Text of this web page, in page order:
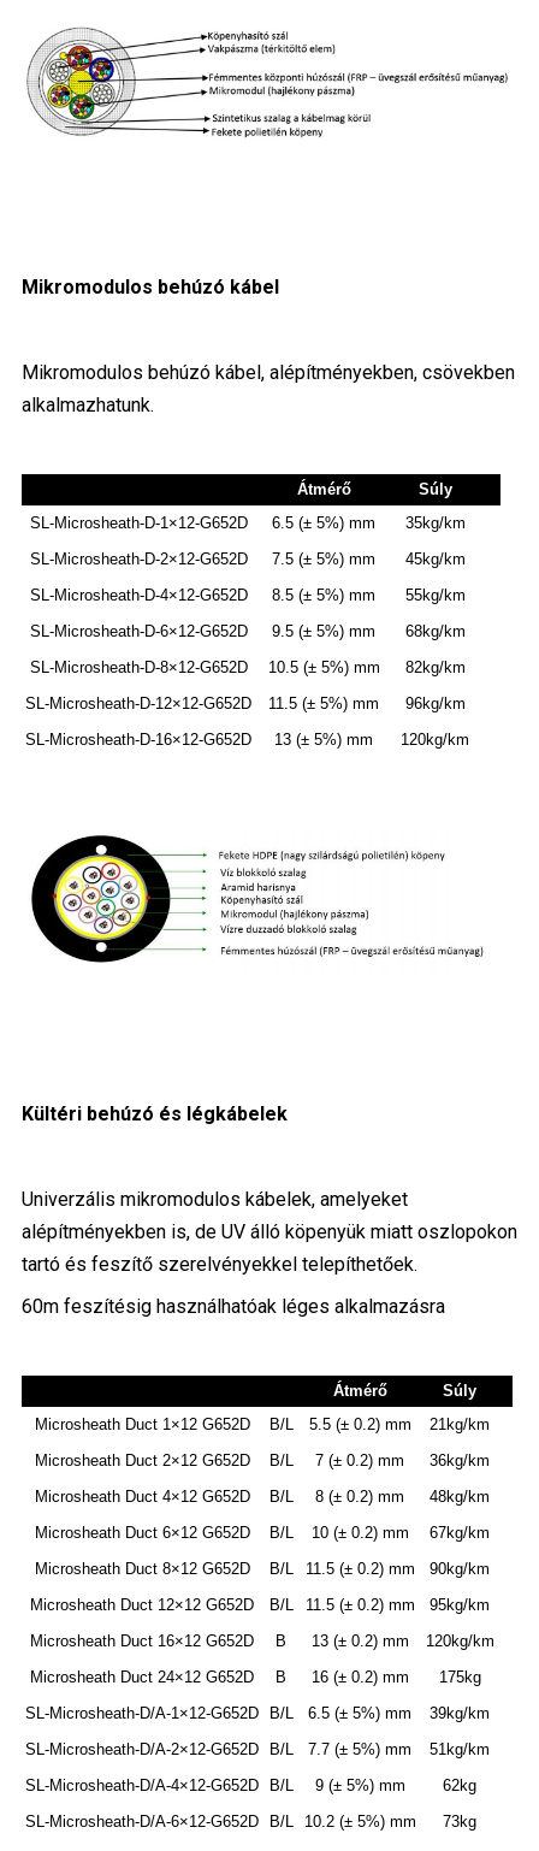
Mikromodulos behúzó kábel
Mikromodulos behúzó kábel, alépítményekben, csövekben
alkalmazhatunk.
Átmérő
Súly
SL-Microsheath-D-1×12-G652D
6.5 (± 5%) mm
35kg/km
SL-Microsheath-D-2×12-G652D
7.5 (± 5%) mm
45kg/km
SL-Microsheath-D-4×12-G652D
8.5 (± 5%) mm
55kg/km
SL-Microsheath-D-6×12-G652D
9.5 (± 5%) mm
68kg/km
SL-Microsheath-D-8×12-G652D
10.5 (± 5%) mm
82kg/km
SL-Microsheath-D-12×12-G652D
11.5 (± 5%) mm
96kg/km
SL-Microsheath-D-16×12-G652D
13 (± 5%) mm 120kg/km
Kültéri behúzó és légkábelek
Univerzális mikromodulos kábelek, amelyeket
alépítményekben is, de UV álló köpenyük miatt oszlopokon
tartó és feszítő szerelvényekkel telepíthetőek.
60m feszítésig használhatóak léges alkalmazásra
Átmérő
Súly
Microsheath Duct 1×12 G652D
B/L 5.5 (± 0.2) mm
21kg/km
Microsheath Duct 2×12 G652D
B/L 7 (± 0.2) mm
36kg/km
Microsheath Duct 4×12 G652D
B/L 8 (± 0.2) mm
48kg/km
Microsheath Duct 6×12 G652D
B/L 10 (± 0.2) mm
67kg/km
Microsheath Duct 8×12 G652D
B/L 11.5 (± 0.2) mm
90kg/km
Microsheath Duct 12×12 G652D
B/L 11.5 (± 0.2) mm
95kg/km
Microsheath Duct 16×12 G652D
B 13 (± 0.2) mm
120kg/km
Microsheath Duct 24×12 G652D
B 16 (± 0.2) mm
175kg
SL-Microsheath-D/A-1×12-G652D
B/L 6.5 (± 5%) mm
39kg/km
SL-Microsheath-D/A-2×12-G652D
B/L 7.7 (± 5%) mm
51kg/km
SL-Microsheath-D/A-4×12-G652D
B/L 9 (± 5%) mm
62kg
SL-Microsheath-D/A-6×12-G652D
B/L 10.2 (± 5%) mm
73kg